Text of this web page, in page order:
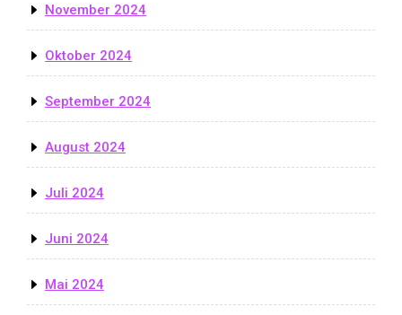
November 2024
Oktober 2024
September 2024
August 2024
Juli 2024
Juni 2024
Mai 2024